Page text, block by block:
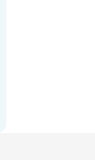
à
un
une
du
?